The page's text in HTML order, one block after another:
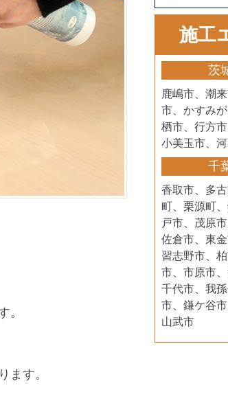
。
ます。
施工
茨
鹿嶋市、潮
市、かすみ
栖市、行方市
小美玉市、
千
香取市、多
町、栗源町
戸市、茂原市
佐倉市、東金
習志野市、
市、市原市
千代市、我孫
市、鎌ケ谷市
山武市